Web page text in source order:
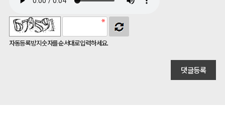
자동등록방지 숫자를 순서대로 입력하세요.